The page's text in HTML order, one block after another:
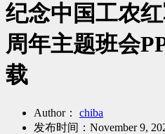
纪念中国工农
周年主题班会
载
Author：
chiba
发布时间： November 9,